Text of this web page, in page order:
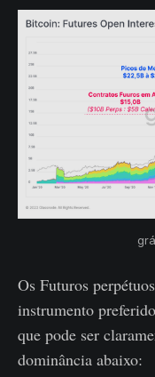
Os Futuros
instrumento
que pode ser
dominância abaixo: